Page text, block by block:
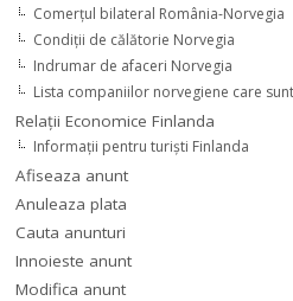
Comerţul bilateral România-Norvegia
Condiții de călătorie Norvegia
Indrumar de afaceri Norvegia
Lista companiilor norvegiene care
Relaţii Economice Finlanda
Informaţii pentru turişti Finlanda
Afiseaza anunt
Anuleaza plata
Cauta anunturi
Innoieste anunt
Modifica anunt